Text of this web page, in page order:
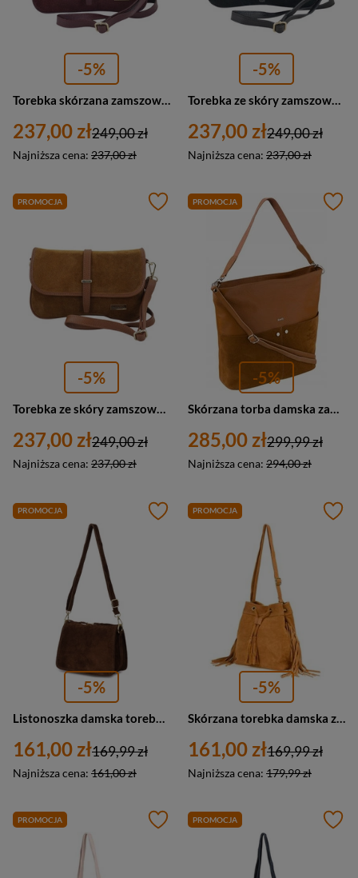
-5%
237,00 zł
Najniższa cena: 237,00 zł
249,00 zł
-5%
237,00 zł
Najniższa cena: 237,00 zł
249,00 zł
PROMOCJA
-5%
Torebka ze skóry zamszowej damska Barberini's 997-12 listonoszka średnia jasnobrązowa
237,00 zł
Najniższa cena: 237,00 zł
249,00 zł
PROMOCJA
-5%
Skórzana torba damska zamszowa shopper bag brązowy — Rovicky TWR-102 TAN
285,00 zł
Najniższa cena: 294,00 zł
299,99 zł
PROMOCJA
-5%
161,00 zł
Najniższa cena: 161,00 zł
169,99 zł
PROMOCJA
-5%
161,00 zł
Najniższa cena: 179,99 zł
169,99 zł
PROMOCJA PROMOCJA